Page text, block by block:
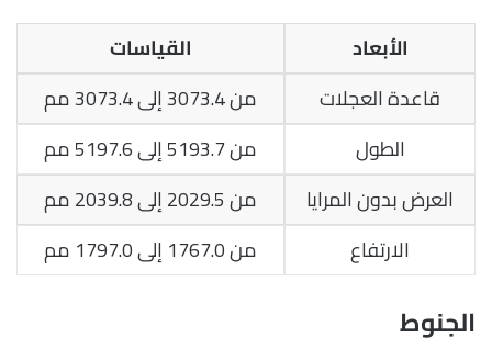
الأبعاد القياسات
قاعدة العجلات
من 3073.4 إلى 3073.4 مم
الطول
من 5193.7 إلى 5197.6 مم
العرض بدون المرايا
من 2029.5 إلى 2039.8 مم
الارتفاع
من 1767.0 إلى 1797.0 مم
الجنوط